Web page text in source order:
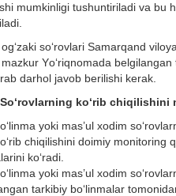
mumkinligi tushuntiriladi va bu
sо‘rovlari Samarqand
Yо‘riqnomada
darhol javob berilishi kerak.
о‘rovlarning kо‘rib chiqilishini
yoki mas’ul xodim
chiqilishini doimiy monitoring
kо‘radi.
yoki mas’ul xodim
tarkibiy bо‘linmalar